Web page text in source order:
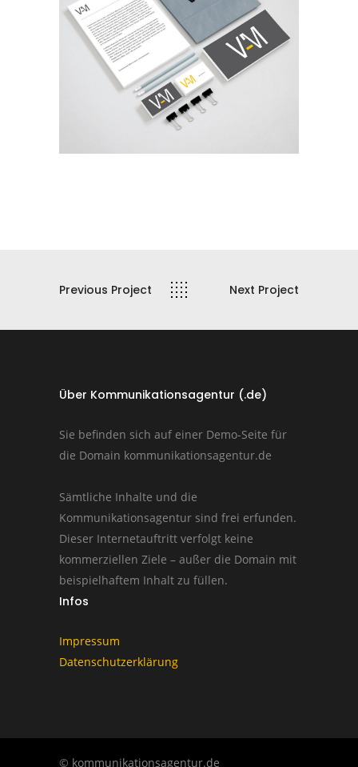
Previous Project Next Project
Über Kommunikationsagentur (.de)
Sie befinden sich auf einer Demo-Seite für
die Domain kommunikationsagentur.de
Sämtliche Inhalte und die
Kommunikationsagentur sind frei erfunden.
Dieser Internetauftritt verfolgt keine
kommerziellen Ziele – außer die Domain mit
beispielhaftem Inhalt zu füllen.
Infos
Impressum
Datenschutzerklärung
© kommunikationsagentur.de